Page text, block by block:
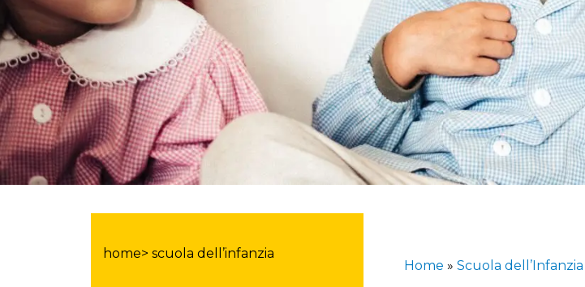
home> scuola dell’infanzia
Home » Scuola dell’Infanzia